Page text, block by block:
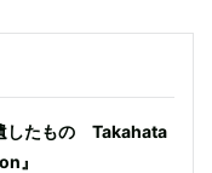
したもの Takahata
』